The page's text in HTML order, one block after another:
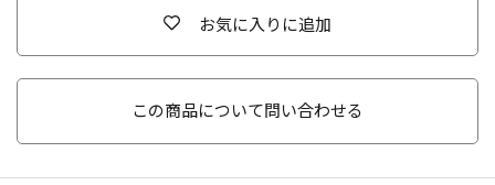
お気に入りに追加
この商品について問い合わせる